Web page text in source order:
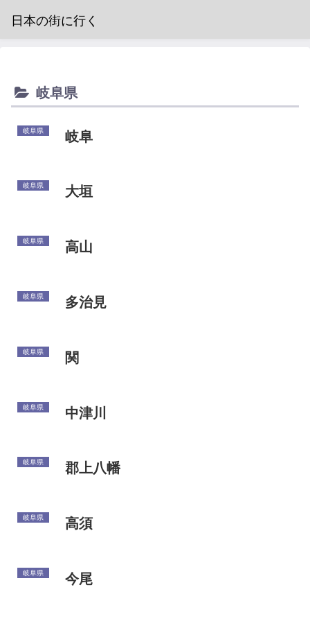
日本の街に行く
岐阜県
岐阜県 岐阜
岐阜県 大垣
岐阜県 高山
岐阜県 多治見
岐阜県 関
岐阜県 中津川
岐阜県 郡上八幡
岐阜県 高須
岐阜県 今尾